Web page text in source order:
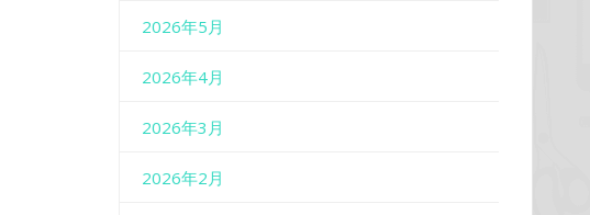
2026年5月
2026年4月
2026年3月
2026年2月